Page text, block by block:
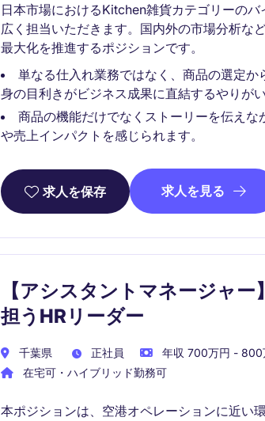
日本市場におけるKitchen雑貨カテゴリーの
広く担当いただきます。国内外の市場分析な
最大化を推進するポジションです。
単なる仕入れ業務ではなく、商品の選定
身の目利きがビジネス成果に直結するやりが
商品の機能だけでなくストーリーを伝え
や売上インパクトを感じられます。
求人を保存 求人を見る
【アシスタントマネージャ
担うHRリーダー
千葉県 正社員 年収 700万円 - 800
在宅可・ハイブリッド勤務可
本ポジションは、空港オペレーションに近い